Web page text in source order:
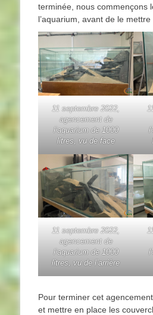
terminée, nous commençons
l’aquarium, avant de le mettre
11 septembre 2022,
agencement de
l’aquarium de 1000
litres, vu de face
11 septembre 2022,
agencement de
l’aquarium de 1000
litres, vu de l’arrière
Pour terminer cet
et mettre en place les